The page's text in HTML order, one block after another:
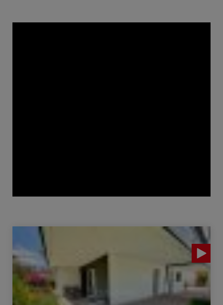
Verkauf Appartement Évian-les-Bains 3 Zimmer 67.5 m²